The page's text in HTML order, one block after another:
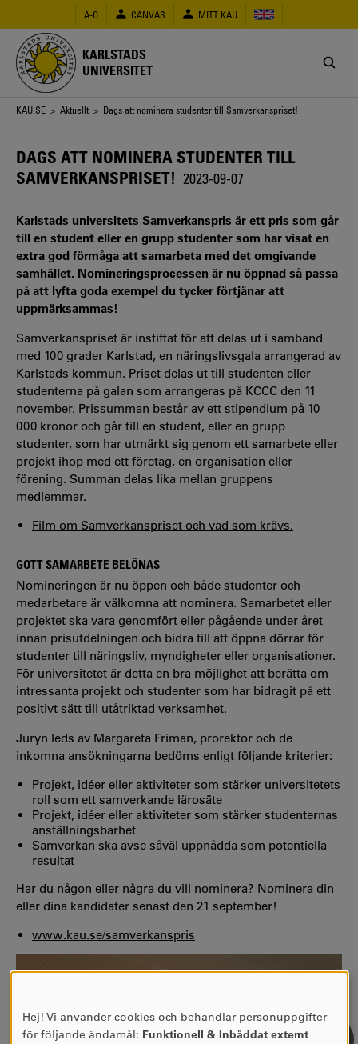
huvudinnehåll
A-Ö CANVAS MITT KAU
KARLSTADS
UNIVERSITET
Länkstig
KAU.SE > Aktuellt > Dags att nominera studenter till Samverkanspriset!
DAGS ATT NOMINERA STUDENTER TILL
SAMVERKANSPRISET! 2023-09-07
Karlstads universitets Samverkanspris är ett pris som går
till en student eller en grupp studenter som har visat en
extra god förmåga att samarbeta med det omgivande
samhället. Nomineringsprocessen är nu öppnad så passa
på att lyfta goda exempel du tycker förtjänar att
uppmärksammas!
Samverkanspriset är instiftat för att delas ut i samband
med 100 grader Karlstad, en näringslivsgala arrangerad av
Karlstads kommun. Priset delas ut till studenten eller
studenterna på galan som arrangeras på KCCC den 11
november. Prissumman består av ett stipendium på 10
000 kronor och går till en student, eller en grupp
studenter, som har utmärkt sig genom ett samarbete eller
projekt ihop med ett företag, en organisation eller
förening. Summan delas lika mellan gruppens
medlemmar.
Film om Samverkanspriset och vad som krävs.
GOTT SAMARBETE BELÖNAS
Nomineringen är nu öppen och både studenter och
medarbetare är välkomna att nominera. Samarbetet eller
projektet ska vara genomfört eller pågående under året
innan prisutdelningen och bidra till att öppna dörrar för
studenter till näringsliv, myndigheter eller organisationer.
För universitetet är detta en bra möjlighet att berätta om
intressanta projekt och studenter som har bidragit på ett
positivt sätt till utåtriktad verksamhet.
Juryn leds av Margareta Friman, prorektor och de
inkomna ansökningarna bedöms enligt följande kriterier:
Projekt, idéer eller aktiviteter som stärker universitetets
roll som ett samverkande lärosäte
Projekt, idéer eller aktiviteter som stärker studenternas
anställningsbarhet
Samverkan ska avse såväl uppnådda som potentiella
resultat
Har du någon eller några du vill nominera? Nominera din
eller dina kandidater senast den 21 september!
www.kau.se/samverkanspris
ANVÄNDNING
Hej! Vi använder cookies och behandlar personuppgifter
för följande ändamål: Funktionell & Inbäddat externt